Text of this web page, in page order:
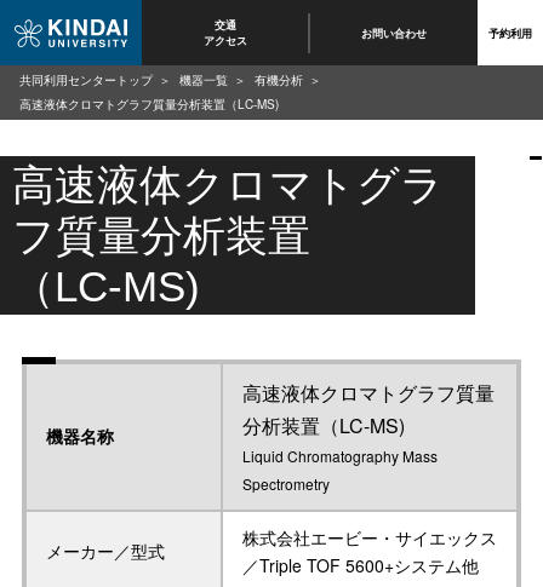
交通
アクセス お問い合わせ 予約利用
高速液体クロマトグラ
フ質量分析装置
（LC-MS)
機器名称
高速液体クロマトグラフ質量
分析装置（LC-MS)
Liquid Chromatography Mass
Spectrometry
メーカー／型式
株式会社エービー・サイエックス
／Triple TOF 5600+システム他
共同利用センタートップ 機器一覧
有機分析
高速液体クロマトグラフ質量分析装置（LC-MS)